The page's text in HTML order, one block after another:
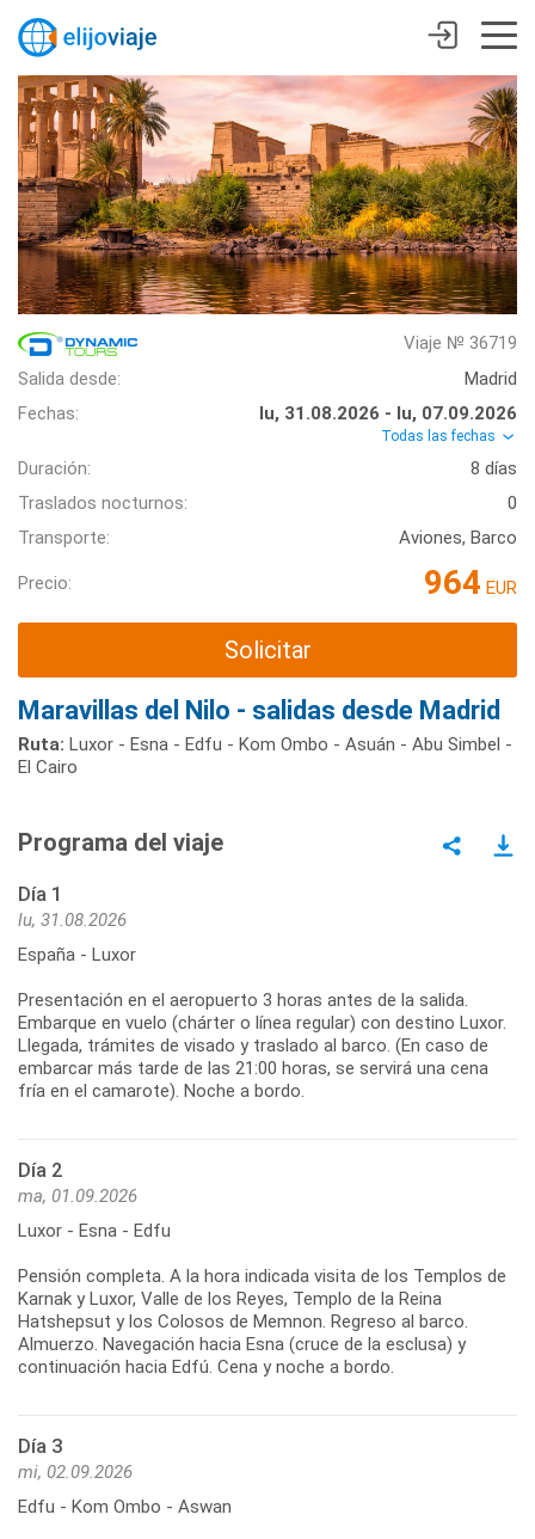
Viaje № 36719
Salida desde:
Madrid
Fechas:
lu, 31.08.2026 - lu, 07.09.2026
Todas las fechas
Duración:
8 días
Traslados nocturnos:
0
Transporte:
Aviones, Barco
Precio: 964 EUR
Solicitar
Maravillas del Nilo - salidas desde Madrid
Ruta: Luxor - Esna - Edfu - Kom Ombo - Asuán - Abu Simbel -
El Cairo
Programa del viaje
Día 1
lu, 31.08.2026
España - Luxor
Presentación en el aeropuerto 3 horas antes de la salida.
Embarque en vuelo (chárter o línea regular) con destino Luxor.
Llegada, trámites de visado y traslado al barco. (En caso de
embarcar más tarde de las 21:00 horas, se servirá una cena
fría en el camarote). Noche a bordo.
Día 2
ma, 01.09.2026
Luxor - Esna - Edfu
Pensión completa. A la hora indicada visita de los Templos de
Karnak y Luxor, Valle de los Reyes, Templo de la Reina
Hatshepsut y los Colosos de Memnon. Regreso al barco.
Almuerzo. Navegación hacia Esna (cruce de la esclusa) y
continuación hacia Edfú. Cena y noche a bordo.
Día 3
mi, 02.09.2026
Edfu - Kom Ombo - Aswan